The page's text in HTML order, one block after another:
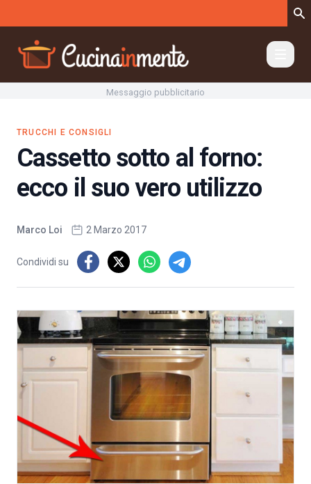
Messaggio pubblicitario
TRUCCHI E CONSIGLI
Cassetto sotto al forno:
ecco il suo vero utilizzo
Marco Loi 2 Marzo 2017
Condividi su